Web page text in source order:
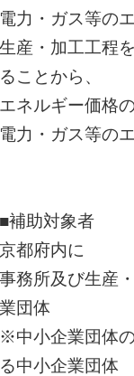
電力・ガス等の
生産・加工工程
ることから、
エネルギー価格
電力・ガス等の
■補助対象者
京都府内に
事務所及び生産
業団体
※中小企業団体
る中小企業団体